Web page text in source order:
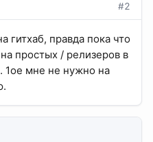
#2
гитхаб, правда пока что
простых / релизеров в
1ое мне не нужно на